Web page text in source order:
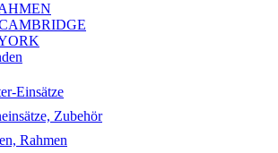
Einsätze
Zubehör
Rahmen